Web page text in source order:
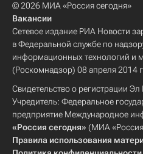
© 2026 МИА «Россия сегодня»
Вакансии
Сетевое издание РИА Новости
в Федеральной службе по
информационных технологий и
(Роскомнадзор) 08 апреля 2014
Свидетельство о регистрации
Учредитель: Федеральное
предприятие Международное
«Россия сегодня» (МИА «Россия
Правила использования